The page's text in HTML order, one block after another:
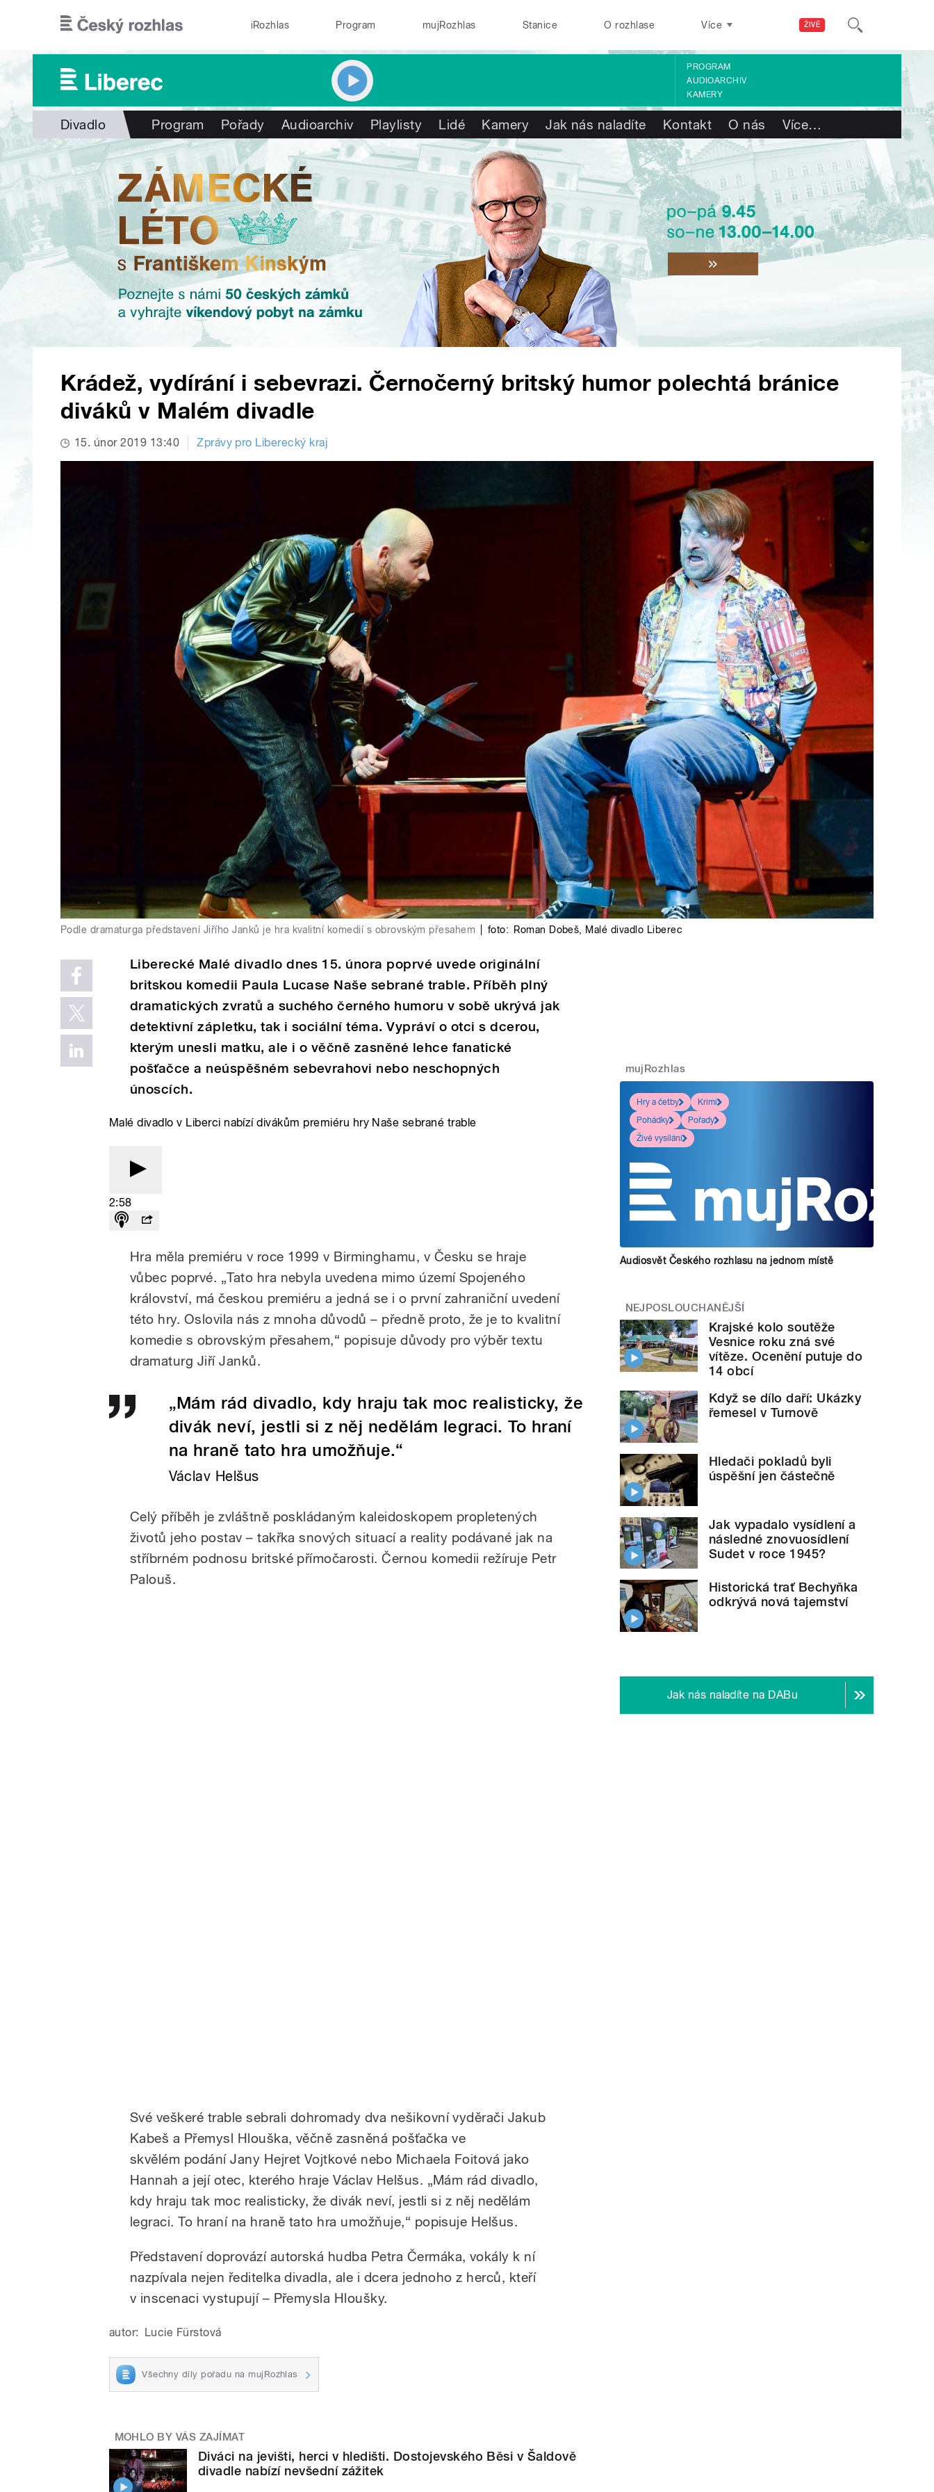
ŽIVĚ
iRozhlas Program mujRozhlas Stanice O rozhlase Více
PROGRAM
AUDIOARCHIV
KAMERY
Divadlo Program Pořady Audioarchiv Playlisty Lidé Kamery Jak nás naladíte Kontakt O nás Více…
Krádež, vydírání i sebevrazi. Černočerný britský humor polechtá bránice
diváků v Malém divadle
15. únor 2019 13:40 Zprávy pro Liberecký kraj
Podle dramaturga představení Jiřího Janků je hra kvalitní komedií s obrovským přesahem foto: Roman Dobeš, Malé divadlo Liberec
Liberecké Malé divadlo dnes 15. února poprvé uvede originální
britskou komedii Paula Lucase Naše sebrané trable. Příběh plný
dramatických zvratů a suchého černého humoru v sobě ukrývá jak
detektivní zápletku, tak i sociální téma. Vypráví o otci s dcerou,
kterým unesli matku, ale i o věčně zasněné lehce fanatické
pošťačce a neúspěšném sebevrahovi nebo neschopných
únoscích.
Malé divadlo v Liberci nabízí divákům premiéru hry Naše sebrané trable
2:58
Hra měla premiéru v roce 1999 v Birminghamu, v Česku se hraje
vůbec poprvé. „Tato hra nebyla uvedena mimo území Spojeného
království, má českou premiéru a jedná se i o první zahraniční uvedení
této hry. Oslovila nás z mnoha důvodů – předně proto, že je to kvalitní
komedie s obrovským přesahem,“ popisuje důvody pro výběr textu
dramaturg Jiří Janků.
„Mám rád divadlo, kdy hraju tak moc realisticky, že
divák neví, jestli si z něj nedělám legraci. To hraní
na hraně tato hra umožňuje.“
Václav Helšus
Celý příběh je zvláštně poskládaným kaleidoskopem propletených
životů jeho postav – takřka snových situací a reality podávané jak na
stříbrném podnosu britské přímočarosti. Černou komedii režíruje Petr
Palouš.
Své veškeré trable sebrali dohromady dva nešikovní vyděrači Jakub
Kabeš a Přemysl Hlouška, věčně zasněná pošťačka ve
skvělém podání Jany Hejret Vojtkové nebo Michaela Foitová jako
Hannah a její otec, kterého hraje Václav Helšus. „Mám rád divadlo,
kdy hraju tak moc realisticky, že divák neví, jestli si z něj nedělám
legraci. To hraní na hraně tato hra umožňuje,“ popisuje Helšus.
Představení doprovází autorská hudba Petra Čermáka, vokály k ní
nazpívala nejen ředitelka divadla, ale i dcera jednoho z herců, kteří
v inscenaci vystupují – Přemysla Hloušky. ​
autor: Lucie Fürstová
Všechny díly pořadu na mujRozhlas
MOHLO BY VÁS ZAJÍMAT
Diváci na jevišti, herci v hledišti. Dostojevského Běsi v Šaldově
divadle nabízí nevšední zážitek
mujRozhlas
Hry a četby
Krimi
Pohádky
Pořady
Živé vysílání
Audiosvět Českého rozhlasu na jednom místě
NEJPOSLOUCHANĚJŠÍ
Krajské kolo soutěže
Vesnice roku zná své
vítěze. Ocenění putuje do
14 obcí
Když se dílo daří: Ukázky
řemesel v Turnově
Hledači pokladů byli
úspěšní jen částečně
Jak vypadalo vysídlení a
následné znovuosídlení
Sudet v roce 1945?
Historická trať Bechyňka
odkrývá nová tajemství
Jak nás naladíte na DABu